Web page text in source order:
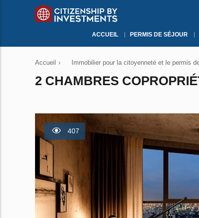
ACCUEIL PERMIS DE SÉJOUR
Accueil › Immobilier pour la citoyenneté et le permis
2 CHAMBRES
407